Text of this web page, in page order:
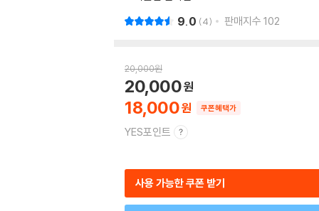
9.0 4 판매지수 102
20,000원
18,000
20,000
쿠폰혜택가
YES포인트
사용 가능한 쿠폰 받기